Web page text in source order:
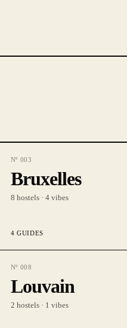
Nº 003
Bruxelles
8 hostels · 4vibes
4 GUIDES
Nº 008
Louvain
2 hostels · 1 vibes